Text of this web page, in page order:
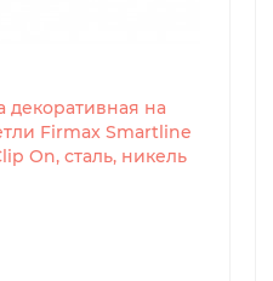
декоративная на
Firmax Smartline
On, сталь, никель